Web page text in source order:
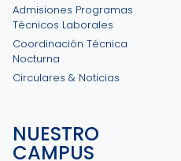
Admisiones Programas
Técnicos Laborales
Coordinación Técnica
Nocturna
Circulares & Noticias
NUESTRO
CAMPUS